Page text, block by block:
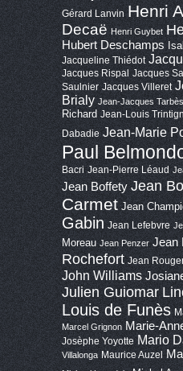
Gérard Lanvin Henri
Decaë Henri Guybet
Hubert Deschamps
Jacqueline Thiédot
Jacques Rispal Jacques
Saulnier Jacques Villeret
Brialy Jean-Jacques Tarbès
Richard Jean-Louis
Dabadie Jean-Marie
Paul
Bacri Jean-Pierre Léaud
Jean Boffety Jean
Carmet Jean
Gabin Jean Lefebvre
Moreau Jean Penzer Jean
Rochefort Jean
John Williams
Julien Guiomar
Louis de Funès
Marcel Grignon Marie-
Josèphe Yoyotte Mario
Villalonga Maurice Auzel